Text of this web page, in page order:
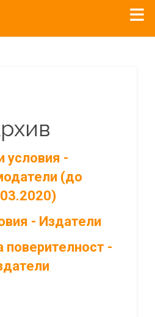
условия -
(до
- Издатели
поверителност -